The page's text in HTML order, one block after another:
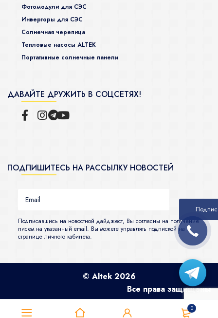
0
Фотомодули для СЭС
Инверторы для СЭС
Солнечная черепица
Тепловые насосы ALTEK
Портативные солнечные панели
ДАВАЙТЕ ДРУЖИТЬ В СОЦСЕТЯХ!
ПОДПИШИТЕСЬ НА РАССЫЛКУ НОВОСТЕЙ
Подписавшись на новостной дайджест, Вы согласны на получение
писем на указанный email. Вы можете управлять подпиской на
странице личного кабинета.
© Altek 2026
Все права защищены